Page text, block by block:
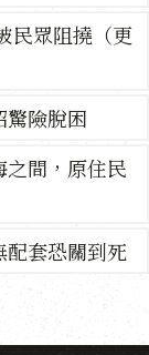
民眾阻撓（更
驚險脫困
間，原住民
套恐關到死